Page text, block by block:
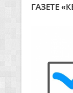
ГАЗЕТЕ